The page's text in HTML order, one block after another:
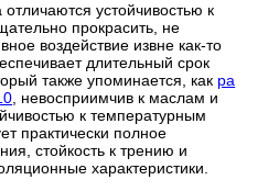
устойчивостью к
прокрасить, не
воздействие извне как-то
длительный срок
также упоминается, как pa
, невосприимчив к маслам и
к температурным
практически полное
стойкость к трению и
характеристики.